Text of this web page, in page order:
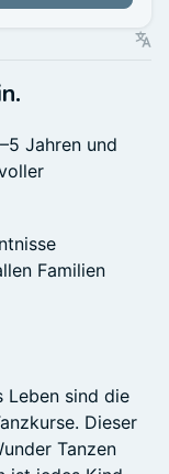
Jahren und
Familien
Leben sind die
Dieser
Tanzen